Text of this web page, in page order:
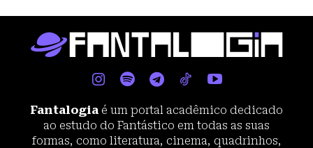
Fantalogia é um portal acadêmico dedicado
ao estudo do Fantástico em todas as suas
formas, como literatura, cinema, quadrinhos,